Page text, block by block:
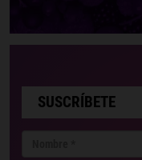
SUSCRÍBETE